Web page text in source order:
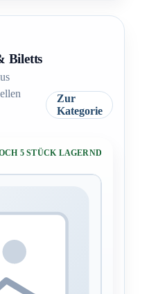
Biletts
Zur
Kategorie
5 STÜCK LAGERND